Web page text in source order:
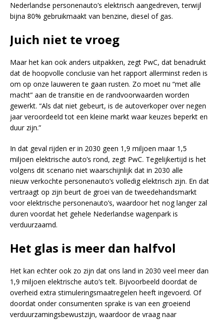
Nederlandse personenauto’s elektrisch aangedreven, terwijl
bijna 80% gebruikmaakt van benzine, diesel of gas.
Juich niet te vroeg
Maar het kan ook anders uitpakken, zegt PwC, dat benadrukt
dat de hoopvolle conclusie van het rapport allerminst reden is
om op onze lauweren te gaan rusten. Zo moet nu “met alle
macht” aan de transitie en de randvoorwaarden worden
gewerkt. “Als dat niet gebeurt, is de autoverkoper over negen
jaar veroordeeld tot een kleine markt waar keuzes beperkt en
duur zijn.”
In dat geval rijden er in 2030 geen 1,9 miljoen maar 1,5
miljoen elektrische auto’s rond, zegt PwC. Tegelijkertijd is het
volgens dit scenario niet waarschijnlijk dat in 2030 alle
nieuw verkochte personenauto’s volledig elektrisch zijn. En dat
vertraagt op zijn beurt de groei van de tweedehandsmarkt
voor elektrische personenauto’s, waardoor het nog langer zal
duren voordat het gehele Nederlandse wagenpark is
verduurzaamd.
Het glas is meer dan halfvol
Het kan echter ook zo zijn dat ons land in 2030 veel meer dan
1,9 miljoen elektrische auto’s telt. Bijvoorbeeld doordat de
overheid extra stimuleringsmaatregelen heeft ingevoerd. Of
doordat onder consumenten sprake is van een groeiend
verduurzamingsbewustzijn, waardoor de vraag naar